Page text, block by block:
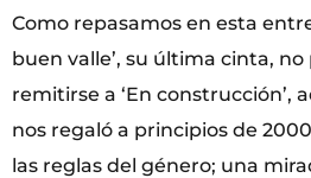
Como repasamos en esta
buen valle’, su última cinta,
remitirse a ‘En construcción’,
nos regaló a principios de
las reglas del género; una